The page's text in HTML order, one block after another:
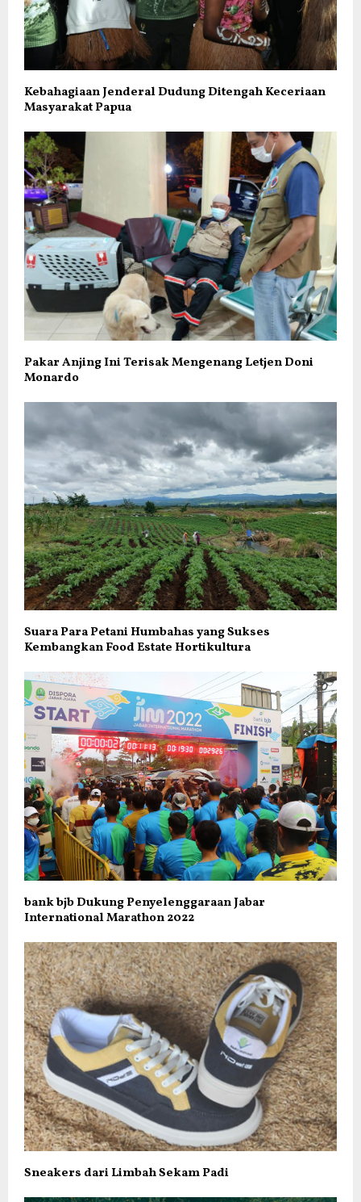
Kebahagiaan Jenderal Dudung Ditengah Keceriaan
Masyarakat Papua
Pakar Anjing Ini Terisak Mengenang Letjen Doni
Monardo
Suara Para Petani Humbahas yang Sukses
Kembangkan Food Estate Hortikultura
bank bjb Dukung Penyelenggaraan Jabar
International Marathon 2022
Sneakers dari Limbah Sekam Padi